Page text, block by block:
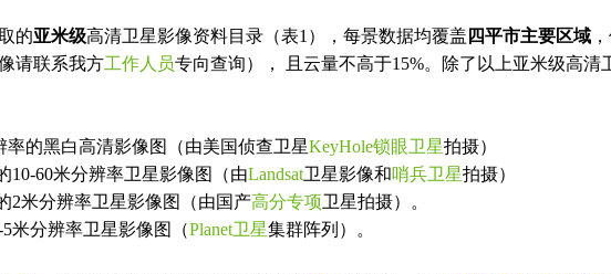
的亚米级高清卫星影像资料目录（表1），每景数据均覆盖 四平市主要区域
请联系我方工作人员专向查询）， 且云量不高于15%。除了以上亚米级高清
率的黑白高清影像图（由美国侦查卫星KeyHole锁眼卫星拍摄）
10-60米分辨率卫星影像图（由Landsat卫星影像和哨兵卫星拍摄）
2米分辨率卫星影像图（由国产高分专项卫星拍摄）。
米分辨率卫星影像图（Planet卫星集群阵列）。